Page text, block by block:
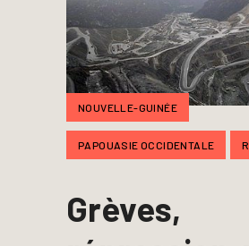
NOUVELLE-GUINÉE
PAPOUASIE OCCIDENTALE
Grèves,